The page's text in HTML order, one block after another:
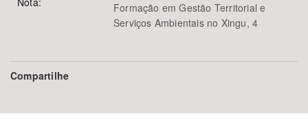
Formação em Gestão Territorial e
Serviços Ambientais no Xingu, 4
Compartilhe